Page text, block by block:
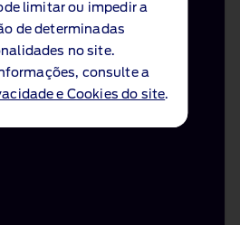
limitar ou impedir a
de determinadas
no site.
consulte a
e Cookies do site.
limitar ou impedir a
de determinadas
no site.
consulte a
e Cookies do site.